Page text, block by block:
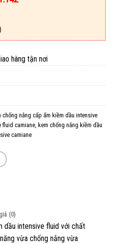
hàng tận nơi
chống nắng cấp ẩm kiềm dầu intensive
fluid camiane, kem chống nắng kiềm dầu
camiane
(0)
dầu intensive fluid với chất
vừa chống nắng vừa